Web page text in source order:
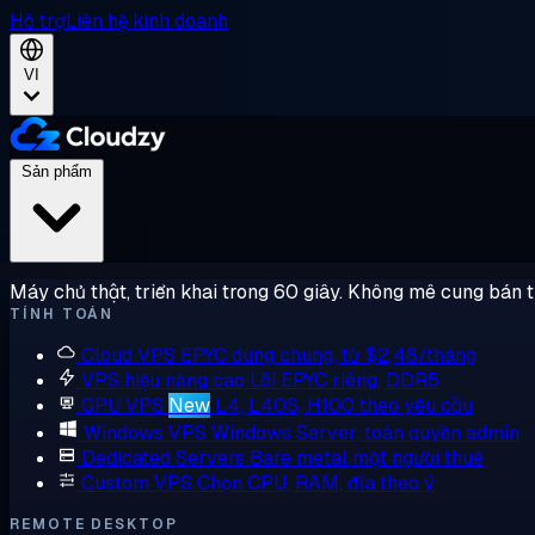
Hỗ trợLiên hệ kinh doanh
VI
Máy chủ thật, triển khai trong 60 giây. Không mê cung bán
TÍNH TOÁN
Cloud VPS EPYC dùng chung, từ $2,48/tháng
VPS hiệu năng cao Lõi EPYC riêng, DDR5
GPU VPS New L4, L40S, H100 theo yêu cầu
Windows VPS Windows Server, toàn quyền admin
Dedicated Servers Bare metal một người thuê
Custom VPS Chọn CPU, RAM, đĩa theo ý
REMOTE DESKTOP